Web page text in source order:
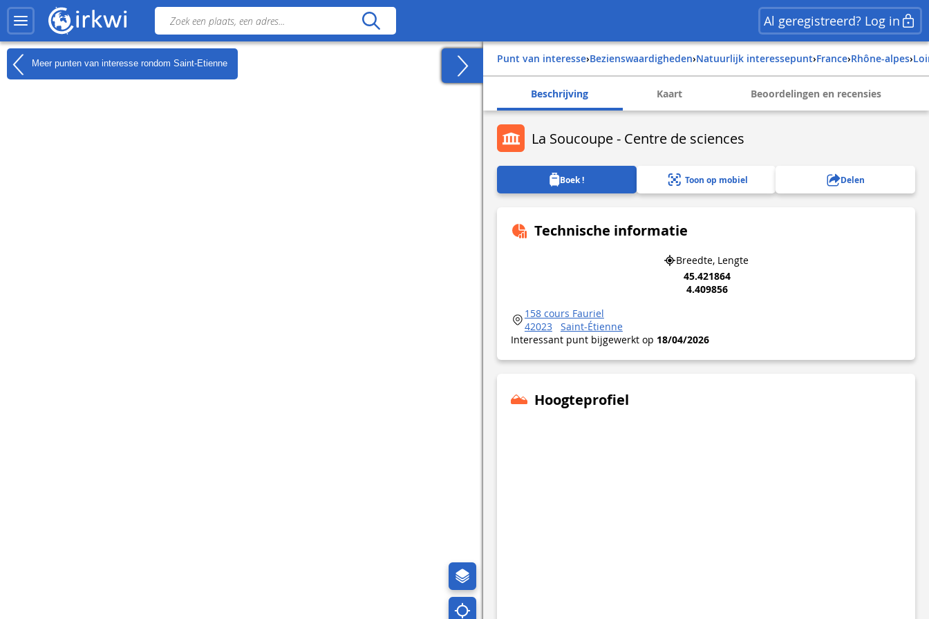
Al geregistreerd? Log in
Meer punten van interesse rondom Saint-Etienne Punt van interesse› Bezienswaardigheden› Natuurlijk interessepunt› france› rhône-alpes›
Beschrijving Kaart Beoordelingen en recensies
La Soucoupe - Centre de sciences
Boek ! Toon op mobiel Delen
Technische informatie
Breedte, Lengte
45.421864
4.409856
158 cours Fauriel
42023
Saint-Étienne
Interessant punt bijgewerkt op 18/04/2026
Hoogteprofiel